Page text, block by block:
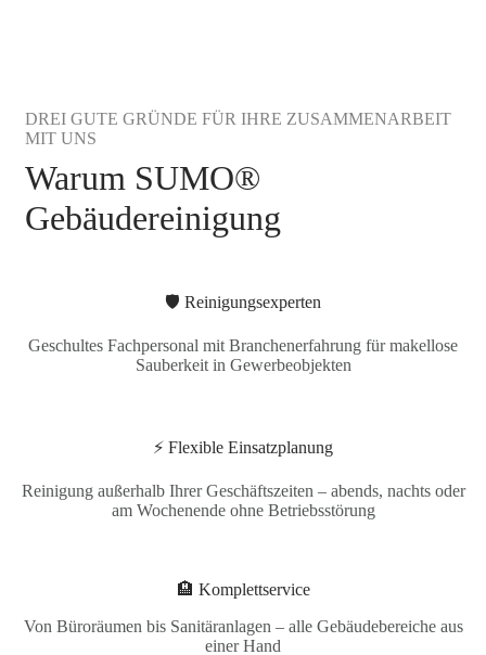
DREI GUTE GRÜNDE FÜR IHRE ZUSAMMENARBEIT
MIT UNS
Warum SUMO®
Gebäudereinigung
🛡️ Reinigungsexperten
Geschultes Fachpersonal mit Branchenerfahrung für makellose
Sauberkeit in Gewerbeobjekten
⚡ Flexible Einsatzplanung
Reinigung außerhalb Ihrer Geschäftszeiten – abends, nachts oder
am Wochenende ohne Betriebsstörung
🏨 Komplettservice
Von Büroräumen bis Sanitäranlagen – alle Gebäudebereiche aus
einer Hand